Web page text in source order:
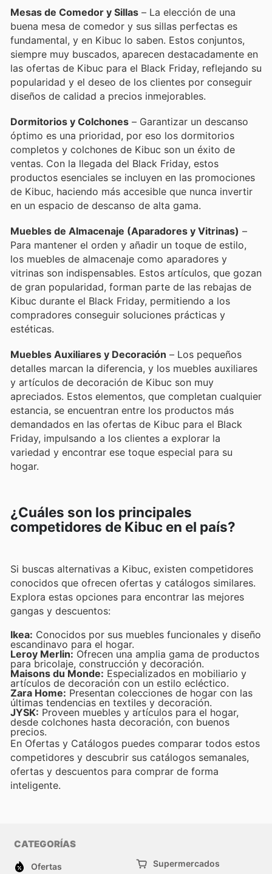
Mesas de Comedor y Sillas – La elección de una
buena mesa de comedor y sus sillas perfectas es
fundamental, y en Kibuc lo saben. Estos conjuntos,
siempre muy buscados, aparecen destacadamente en
las ofertas de Kibuc para el Black Friday, reflejando su
popularidad y el deseo de los clientes por conseguir
diseños de calidad a precios inmejorables.
Dormitorios y Colchones – Garantizar un descanso
óptimo es una prioridad, por eso los dormitorios
completos y colchones de Kibuc son un éxito de
ventas. Con la llegada del Black Friday, estos
productos esenciales se incluyen en las promociones
de Kibuc, haciendo más accesible que nunca invertir
en un espacio de descanso de alta gama.
Muebles de Almacenaje (Aparadores y Vitrinas) –
Para mantener el orden y añadir un toque de estilo,
los muebles de almacenaje como aparadores y
vitrinas son indispensables. Estos artículos, que gozan
de gran popularidad, forman parte de las rebajas de
Kibuc durante el Black Friday, permitiendo a los
compradores conseguir soluciones prácticas y
estéticas.
Muebles Auxiliares y Decoración – Los pequeños
detalles marcan la diferencia, y los muebles auxiliares
y artículos de decoración de Kibuc son muy
apreciados. Estos elementos, que completan cualquier
estancia, se encuentran entre los productos más
demandados en las ofertas de Kibuc para el Black
Friday, impulsando a los clientes a explorar la
variedad y encontrar ese toque especial para su
hogar.
¿Cuáles son los principales
competidores de Kibuc en el país?
Si buscas alternativas a Kibuc, existen competidores
conocidos que ofrecen ofertas y catálogos similares.
Explora estas opciones para encontrar las mejores
gangas y descuentos:
Ikea: Conocidos por sus muebles funcionales y diseño
escandinavo para el hogar.
Leroy Merlin: Ofrecen una amplia gama de productos
para bricolaje, construcción y decoración.
Maisons du Monde: Especializados en mobiliario y
artículos de decoración con un estilo ecléctico.
Zara Home: Presentan colecciones de hogar con las
últimas tendencias en textiles y decoración.
JYSK: Proveen muebles y artículos para el hogar,
desde colchones hasta decoración, con buenos
precios.
En Ofertas y Catálogos puedes comparar todos estos
competidores y descubrir sus catálogos semanales,
ofertas y descuentos para comprar de forma
inteligente.
CATEGORÍAS
Ofertas Supermercados